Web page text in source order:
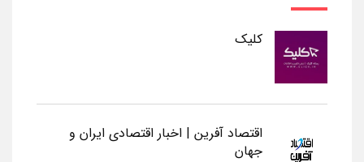
کلیک
اقتصاد آفرین | اخبار اقتصادی ایران و
جهان